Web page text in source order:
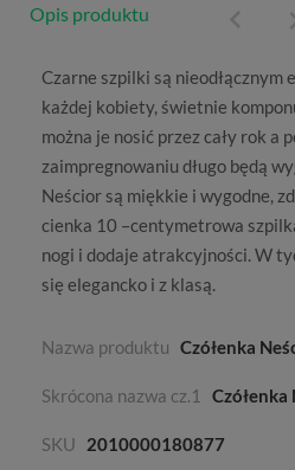
Opis produktu
Czarne szpilki są nieodłącznym
każdej kobiety, świetnie
można je nosić przez cały rok a
zaimpregnowaniu długo będą
Neścior są miękkie i wygodne,
cienka 10 –centymetrowa
nogi i dodaje atrakcyjności. W
się elegancko i z klasą.
Nazwa produktu Czółenka
Skrócona nazwa cz.1 Czółenka
SKU 2010000180877